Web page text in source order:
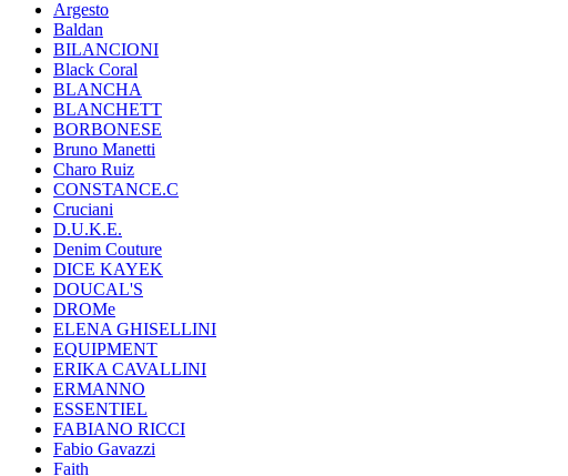
Argesto
Baldan
BILANCIONI
Black Coral
BLANCHA
BLANCHETT
BORBONESE
Bruno Manetti
Charo Ruiz
CONSTANCE.C
Cruciani
D.U.K.E.
Denim Couture
DICE KAYEK
DOUCAL'S
DROMe
ELENA GHISELLINI
EQUIPMENT
ERIKA CAVALLINI
ERMANNO
ESSENTIEL
FABIANO RICCI
Fabio Gavazzi
Faith